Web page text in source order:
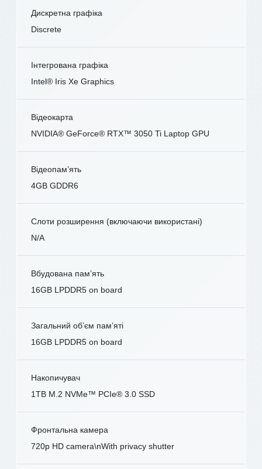
Дискретна графіка
Discrete
Інтегрована графіка
Intel® Iris Xe Graphics
Відеокарта
NVIDIA® GeForce® RTX™ 3050 Ti Laptop GPU
Відеопам’ять
4GB GDDR6
Слоти розширення (включаючи використані)
N/A
Вбудована пам’ять
16GB LPDDR5 on board
Загальний об’єм пам’яті
16GB LPDDR5 on board
Накопичувач
1TB M.2 NVMe™ PCIe® 3.0 SSD
Фронтальна камера
720p HD camera\nWith privacy shutter